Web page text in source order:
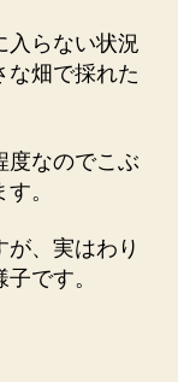
入らない状況
な畑で採れた
度なのでこぶ
。
が、実はわり
です。